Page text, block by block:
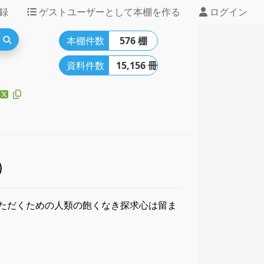
ゲストユーザーとして本棚を作る ログイン
本棚件数
576 棚
資料件数
15,156 冊
くための人類の飽くなき探求心は留ま